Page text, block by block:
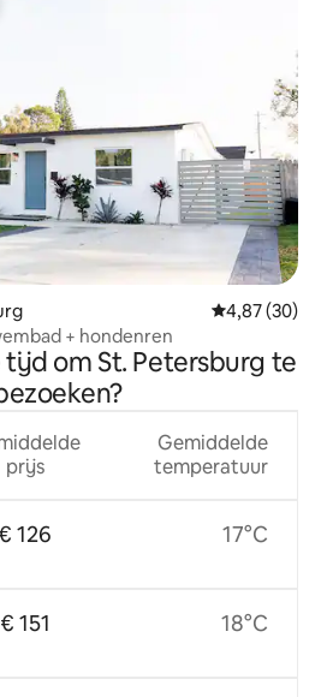
Gemiddelde
4,87 (30)
+ hondenren
om St. Petersburg te
prijs
€ 126
€ 151
Gemiddelde
temperatuur
17°C
18°C